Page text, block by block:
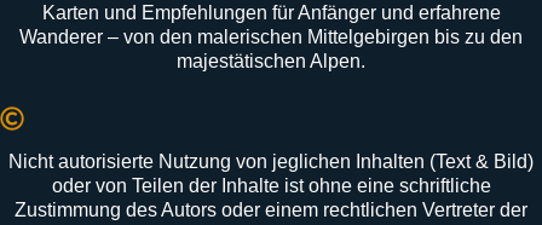
Karten und Empfehlungen für Anfänger und erfahrene
Wanderer – von den malerischen Mittelgebirgen bis zu den
majestätischen Alpen.
Nicht autorisierte Nutzung von jeglichen Inhalten (Text & Bild)
oder von Teilen der Inhalte ist ohne eine schriftliche
Zustimmung des Autors oder einem rechtlichen Vertreter der